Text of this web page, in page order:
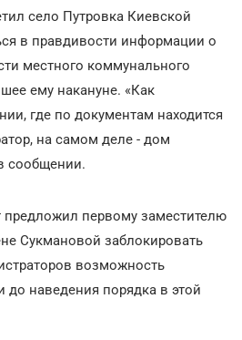
село Путровка Киевской
в правдивости информации о
местного коммунального
ему накануне. «Как
где по документам находится
на самом деле - дом
сообщении.
предложил первому заместителю
Сукмановой заблокировать
возможность
до наведения порядка в этой